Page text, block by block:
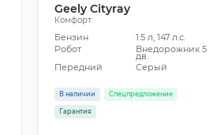
Geely Cityray
Комфорт
Бензин
1.5 л, 147 л.с.
Робот
Внедорожник 5
дв.
Передний
Серый
В наличии Спецпредложение
Гарантия